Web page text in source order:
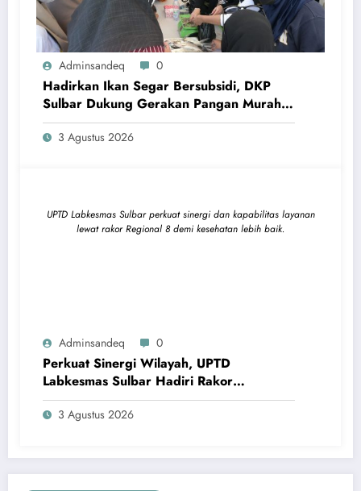
DKP Sulbar hadirkan ikan segar bersubsidi di Gerakan Pangan
Adminsandeq 0
Hadirkan Ikan Segar Bersubsidi, DKP
Sulbar Dukung Gerakan Pangan Murah
Jangkau Masyarakat
3 Agustus 2026
UPTD Labkesmas Sulbar perkuat sinergi dan kapabilitas layanan
lewat rakor Regional 8 demi kesehatan lebih baik.
Adminsandeq 0
Perkuat Sinergi Wilayah, UPTD
Labkesmas Sulbar Hadiri Rakor
Penguatan Labkesmas Regional 8 di
Makassar
3 Agustus 2026